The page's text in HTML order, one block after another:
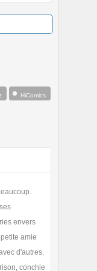
HiComics
envers
amie
d'autres.
conchie